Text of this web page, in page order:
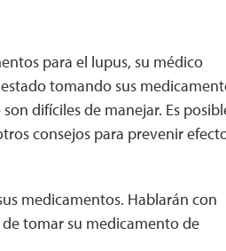
para el lupus, su médico
tomando sus
difíciles de manejar. Es
consejos para prevenir
medicamentos. Hablarán con
tomar su medicamento de